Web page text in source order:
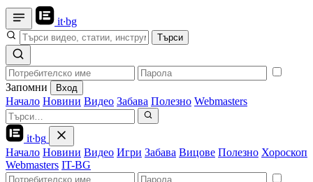
it·bg
Търси
Запомни Вход
Начало Новини Видео Забава Полезно Webmasters
it·bg
Начало Новини Видео Игри Забава Вицове Полезно Хороскоп
Webmasters IT-BG